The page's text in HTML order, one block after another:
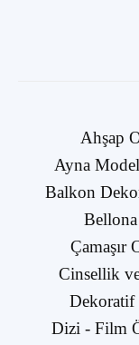
Ahşap
Ayna
Balkon
Çamaşır
Cinsellik
Dizi - Film